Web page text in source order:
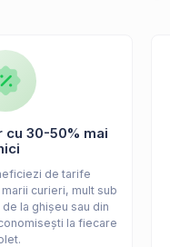
cu 30-50% mai
de tarife
curieri, mult sub
la ghișeu sau din
la fiecare